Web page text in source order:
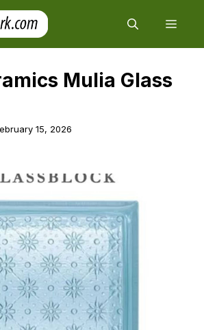
Mulia Glass
15, 2026